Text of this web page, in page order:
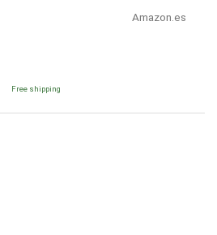
Amazon.es
Free shipping